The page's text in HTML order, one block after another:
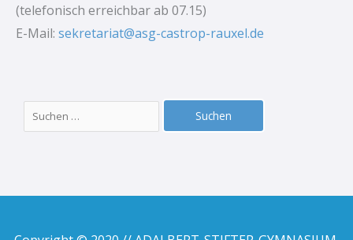
(telefonisch erreichbar ab 07.15)
E-Mail: sekretariat@asg-castrop-rauxel.de
Suchen
nach: